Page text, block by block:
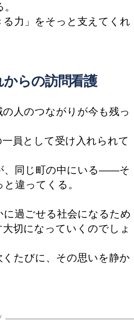
力」をそっと支えてくれ
らの訪問看護
人のつながりが今も残っ
員として受け入れられて
、同じ町の中にいる――そ
違ってくる。
過ごせる社会になるため
切になっていくのでしょ
たびに、その思いを静か